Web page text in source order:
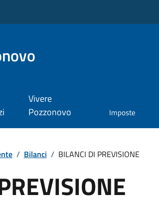
Vivere
Pozzonovo
Imposte
/ Bilanci / BILANCI DI PREVISIONE